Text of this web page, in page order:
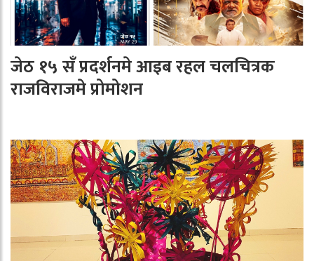
जेठ १५ सँ प्रदर्शनमे आइब रहल चलचित्रक
राजविराजमे प्रोमोशन